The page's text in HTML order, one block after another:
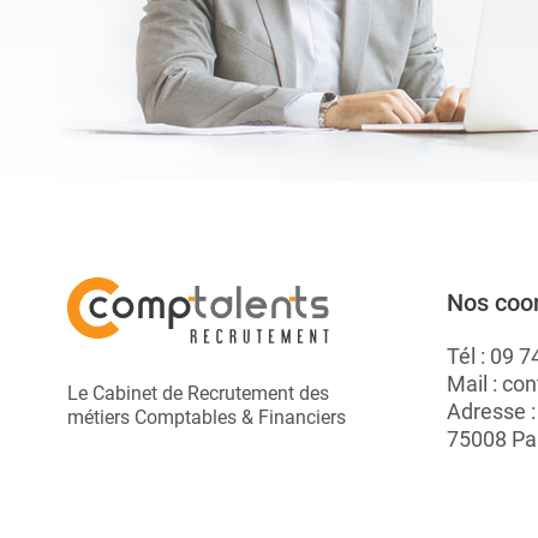
Le Cabinet de Recrutement des
métiers Comptables & Financiers
Nos
Tél : 09
Mail :
Adresse
75008